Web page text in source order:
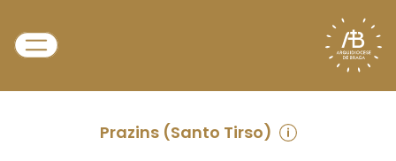
Prazins (Santo Tirso)